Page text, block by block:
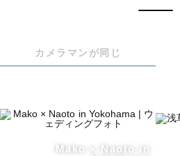
ご要望カット・時間に合わせて2
①ウェディングスタンダードプラ
1番人気のプランとなり、基本カ
ンで撮影するプランになります
カメラマンが同じ
Mako × Naoto in